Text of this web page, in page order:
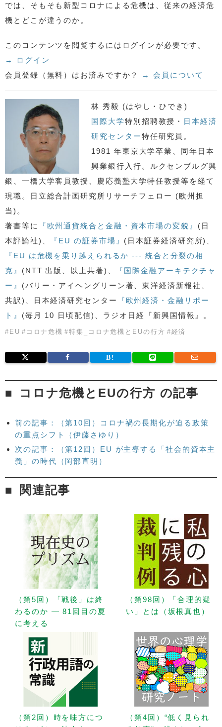
では、そもそも新型コロナによる危機は、従来の経済危
機とどこが違うのか。
このコンテンツを閲覧するにはログインが必要です。
→ ログイン
会員登録（無料）はお済みですか？
→ 会員について
林 秀毅 (はやし・ひでき)
国際大学特別招聘教授・ 日本経済
研究センター特任研究員。
1981 年東京大学卒業、同年日本
興業銀行入行。ルクセンブルグ興
銀、一橋大学客員教授、慶応義塾大学特任教授等を経て
現職。日立総合計画研究所リサーチフェロー (欧州担
当)。
著書等に
『欧州通貨統合と金融・資本市場の変貌』 (日
本評論社)、
『EU の証券市場』 (日本証券経済研究所)、
『EU は危機を乗り越えられるか --- 統合と分裂の相
克』 (NTT 出版、以上共著)、
『国際金融アーキテクチャ
ー』 (バリー・アイヘングリーン著、東洋経済新報社、
共訳)、日本経済研究センター
『欧州経済・金融リポー
ト』 (毎月 10 日頃配信)、ラジオ日経『新興国情報』。
# EU # コロナ危機 #特集_コロナ危機とEUの行方 #経済
コロナ危機とEUの行方 の記事
前の記事：（第10回）コロナ禍の長期化が迫る政策
の重点シフト（伊藤さゆり）
次の記事：（第12回）EU が主導する「社会的資本主
義」の時代（岡部直明）
関連記事
（第5回）「戦後」は終
わるのか — 81回目の夏
に考える
（第98回）「合理的疑
い」とは（坂根真也）
（第2回）時を味方につ
（第4回）“低く見られ